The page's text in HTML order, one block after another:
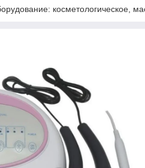
косметологическое,